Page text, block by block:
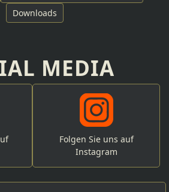
Downloads
MEDIA
Folgen Sie uns auf
Instagram